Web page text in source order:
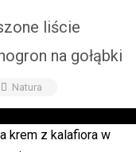
liście
na gołąbki
– prosty
krok po kroku
Natura